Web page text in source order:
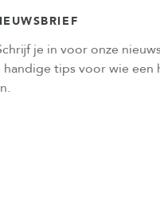
je in voor onze
tips voor wie een